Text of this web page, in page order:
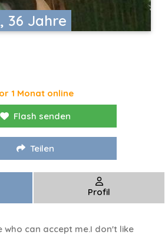
36 Jahre
1 Monat online
Flash senden
Teilen
Profil
who can accept me.I don't like